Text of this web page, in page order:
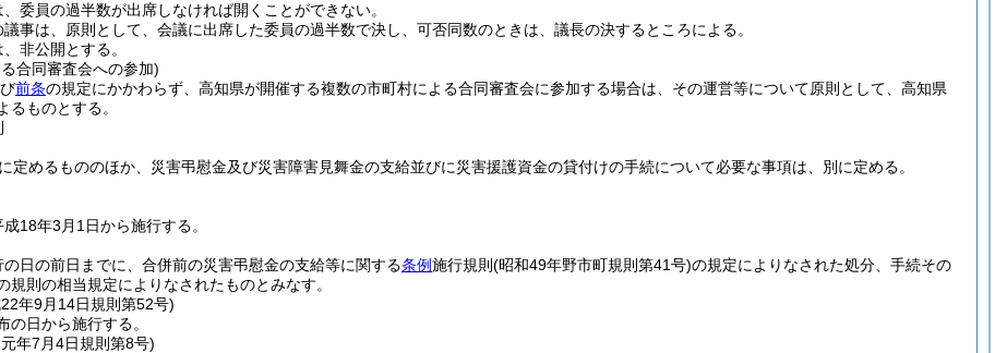
委員の過半数が出席しなければ開くことができない。
事は、原則として、会議に出席した委員の過半数で決し、可否同数のときは、議長の決するところによる。
非公開とする。
合同審査会への参加)
前条の規定にかかわらず、高知県が開催する複数の市町村による合同審査会に参加する場合は、その運営等について原則として、高知県
るものとする。
定めるもののほか、災害弔慰金及び災害障害見舞金の支給並びに災害援護資金の貸付けの手続について必要な事項は、別に定める。
18年3月1日から施行する。
の日の前日までに、合併前の災害弔慰金の支給等に関する条例施行規則 (昭和49年野市町規則第41号)の規定によりなされた処分、手続その
規則の相当規定によりなされたものとみなす。
年9月14日規則第52号)
の日から施行する。
年7月4日規則第8号)